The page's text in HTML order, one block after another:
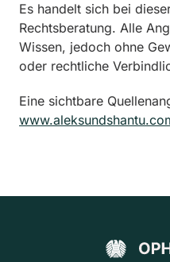
Es handelt sich bei
Rechtsberatung. Alle
Wissen, jedoch ohne
oder rechtliche
Eine sichtbare